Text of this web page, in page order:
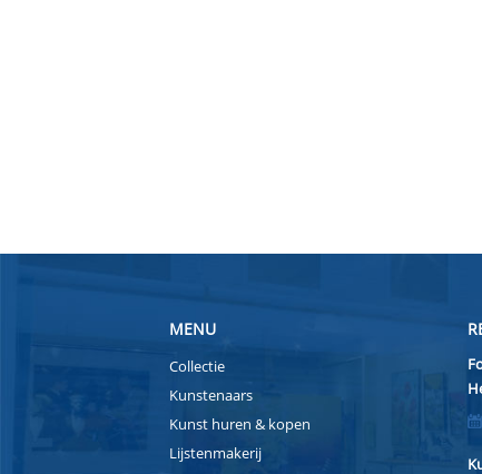
MENU
Collectie
Kunstenaars
Kunst huren & kopen
Lijstenmakerij